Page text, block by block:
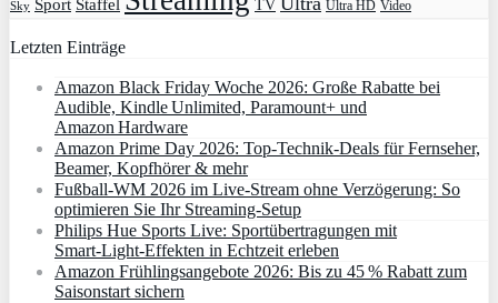
Sky Sport Staffel TV Ultra HD Video
Letzten Einträge
Amazon Black Friday Woche 2026: Große Rabatte bei
Audible, Kindle Unlimited, Paramount+ und
Amazon Hardware
Amazon Prime Day 2026: Top-Technik-Deals für Fernseher,
Beamer, Kopfhörer & mehr
Fußball-WM 2026 im Live-Stream ohne Verzögerung: So
optimieren Sie Ihr Streaming-Setup
Philips Hue Sports Live: Sportübertragungen mit
Smart‑Light‑Effekten in Echtzeit erleben
Amazon Frühlingsangebote 2026: Bis zu 45 % Rabatt zum
Saisonstart sichern